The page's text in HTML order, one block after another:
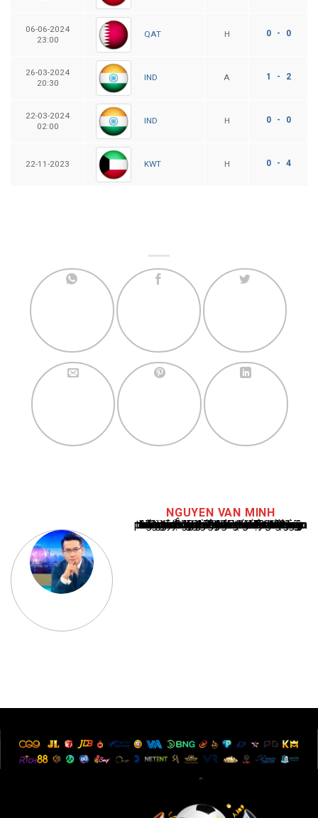
06-06-2024
23:00
QAT H 0 - 0
26-03-2024
20:30
IND A 1 - 2
22-03-2024
02:00
IND H 0 - 0
22-11-2023 KWT H 0 - 4
NGUYEN VAN MINH
Nguyễn Văn Minh là một trong những chuyên gia hàng đầu về báo cáo tin tức thể thao tại Việt Nam, với hơn 10 năm hoạt động trong ngành. Ông có kiến thức sâu rộng và kinh nghiệm đáng kể trong việc phân tích và báo cáo về các sự kiện thể thao hàng đầu. Sự hiểu biết sâu sắc của ông về ngành này đã giúp ông xây dựng uy tín và danh tiếng trong cộng đồng báo chí thể thao.